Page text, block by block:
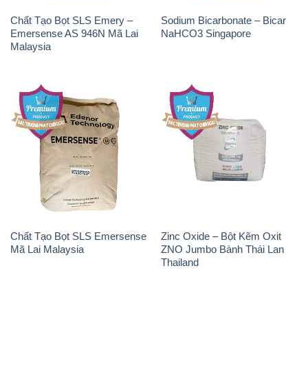
Chất Tạo Bọt SLS Emery –
Emersense AS 946N Mã Lai
Malaysia
Sodium Bicarbonate – Bicar
NaHCO3 Singapore
Chất Tạo Bọt SLS Emersense
Mã Lai Malaysia
Zinc Oxide – Bột Kẽm Oxit
ZNO Jumbo Bành Thái Lan
Thailand